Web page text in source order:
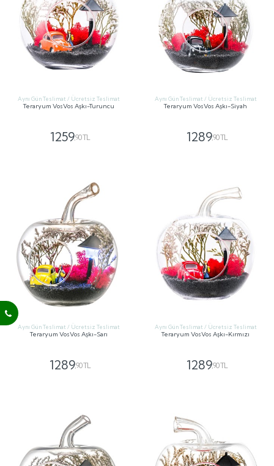
Aynı Gün Teslimat / Ücretsiz Teslimat
Teraryum VosVos Aşkı-Turuncu
1259,90 TL
Aynı Gün Teslimat / Ücretsiz Teslimat
Teraryum VosVos Aşkı-Siyah
1289,90 TL
Aynı Gün Teslimat / Ücretsiz Teslimat
Teraryum VosVos Aşkı-Sarı
1289,90 TL
Aynı Gün Teslimat / Ücretsiz Teslimat
Teraryum VosVos Aşkı-Kırmızı
1289,90 TL